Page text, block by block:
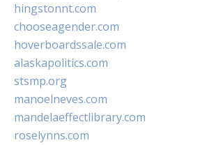
hingstonnt.com
chooseagender.com
hoverboardssale.com
alaskapolitics.com
stsmp.org
manoelneves.com
mandelaeffectlibrary.com
roselynns.com